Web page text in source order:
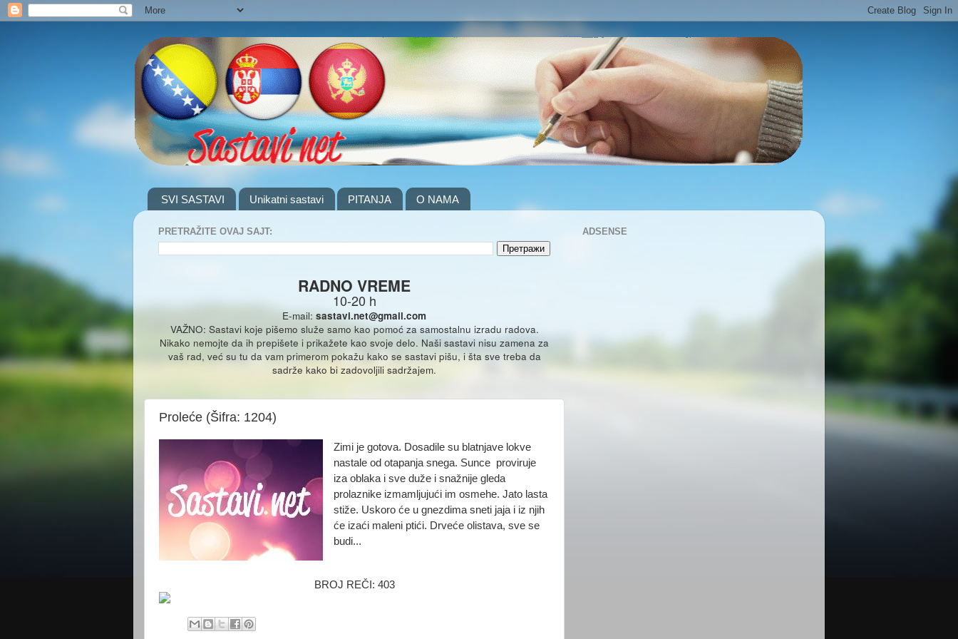
SVI SASTAVI Unikatni sastavi PITANJA O NAMA
PRETRAŽITE OVAJ SAJT:
RADNO VREME
10-20 h
E-mail: sastavi.net@gmail.com
VAŽNO: Sastavi koje pišemo služe samo kao pomoć za samostalnu izradu radova.
Nikako nemojte da ih prepišete i prikažete kao svoje delo. Naši sastavi nisu zamena za
vaš rad, već su tu da vam primerom pokažu kako se sastavi pišu, i šta sve treba da
sadrže kako bi zadovoljili sadržajem.
Proleće (Šifra: 1204)
Zimi je gotova. Dosadile su blatnjave lokve
nastale od otapanja snega. Sunce proviruje
iza oblaka i sve duže i snažnije gleda
prolaznike izmamljujući im osmehe. Jato lasta
stiže. Uskoro će u gnezdima sneti jaja i iz njih
će izaći maleni ptići. Drveće olistava, sve se
budi...
BROJ REČI: 403
ADSENSE